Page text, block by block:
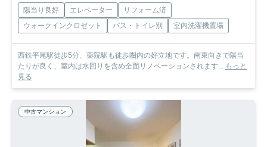
陽当り良好 エレベーター
リフォーム済
ウォークインクロゼット
バス・トイレ別 室内洗濯機置場
西鉄平尾駅徒歩5分、薬院駅も徒歩圏内の好立地です。南東向きで陽当
たりが良く、室内は水回りを含め全面リノベーションされます... もっと
見る
中古マンション